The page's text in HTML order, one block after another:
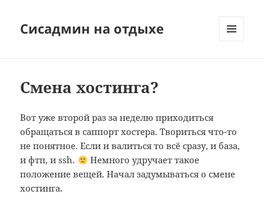
Сисадмин на отдыхе
Смена хостинга?
Вот уже второй раз за неделю приходиться
обращаться в саппорт хостера. Твориться что-то
не понятное. Если и валиться то всё сразу, и база,
и фтп, и ssh.
Немного удручает такое
положение вещей. Начал задумываться о смене
хостинга.